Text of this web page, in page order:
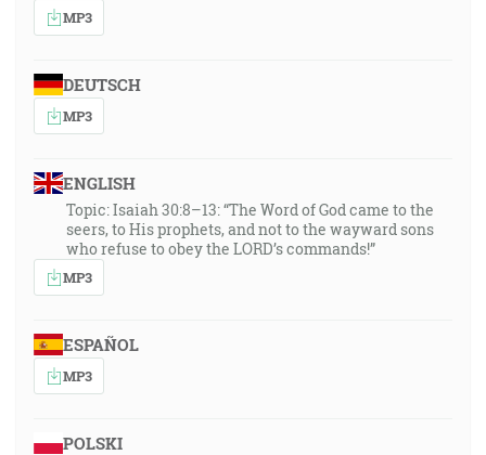
MP3
DEUTSCH
MP3
ENGLISH
Topic: Isaiah 30:8–13: “The Word of God came to the
seers, to His prophets, and not to the wayward sons
who refuse to obey the LORD’s commands!”
MP3
ESPAÑOL
MP3
POLSKI